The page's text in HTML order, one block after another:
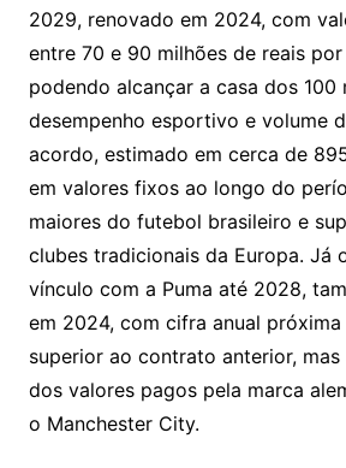
2029, renovado em 2024, com
entre 70 e 90 milhões de reais
podendo alcançar a casa dos 100
desempenho esportivo e volume
acordo, estimado em cerca de
em valores fixos ao longo do
maiores do futebol brasileiro e
clubes tradicionais da Europa. Já
vínculo com a Puma até 2028,
em 2024, com cifra anual
superior ao contrato anterior,
dos valores pagos pela marca
o Manchester City.